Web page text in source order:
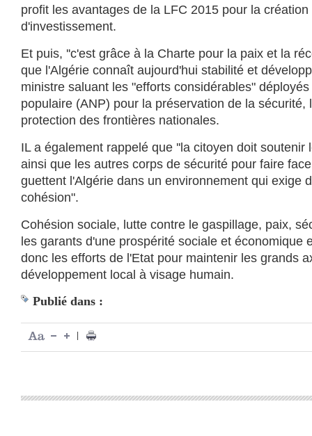
profit les avantages de la LFC 2015 pour la
d'investissement.
Et puis, ''c'est grâce à la Charte pour la paix et la
que l'Algérie connaît aujourd'hui stabilité et
ministre saluant les "efforts considérables"
populaire (ANP) pour la préservation de la sécurité,
protection des frontières nationales.
IL a également rappelé que ''la citoyen doit soutenir
ainsi que les autres corps de sécurité pour faire
guettent l'Algérie dans un environnement qui exige
cohésion".
Cohésion sociale, lutte contre le gaspillage, paix,
les garants d'une prospérité sociale et économique
donc les efforts de l'Etat pour maintenir les grands
développement local à visage humain.
Publié dans :